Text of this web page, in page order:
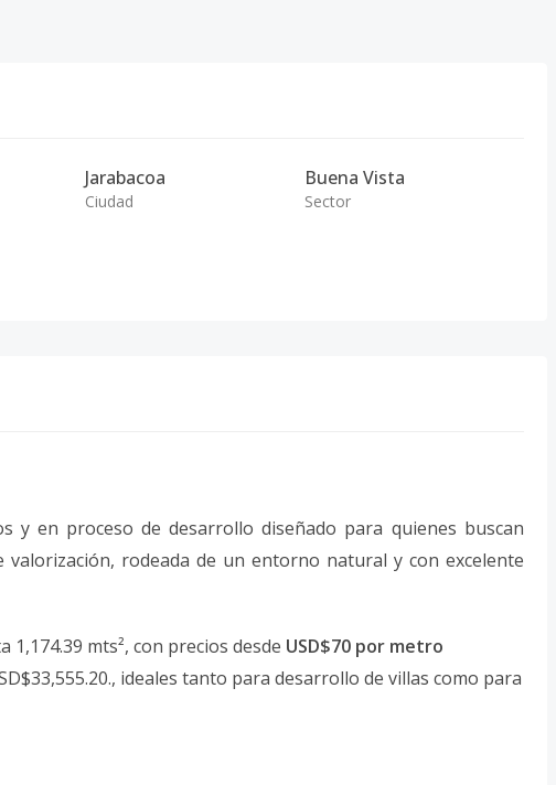
Jarabacoa
Ciudad
Buena Vista
Sector
y en proceso de desarrollo diseñado para quienes buscan
rodeada de un entorno natural y con excelente
1,174.39 mts², con precios desde USD$70 por metro
ideales tanto para desarrollo de villas como para